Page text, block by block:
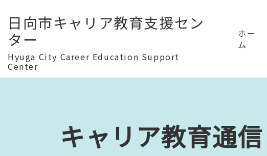
日向市キャリア教育支援セン
ター
Hyuga City Career Education Support
Center
ホー
ム
キャリア教育通信